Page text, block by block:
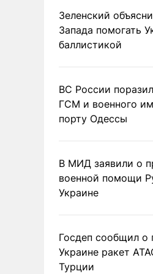
Зеленский
Запада помогать
баллистикой
ВС России
ГСМ и военного
порту Одессы
В МИД заявили о
военной помощи
Украине
Госдеп сообщил о
Украине ракет
Турции